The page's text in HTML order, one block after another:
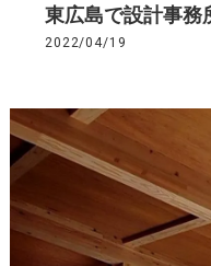
東広島で設計事務
2022/04/19